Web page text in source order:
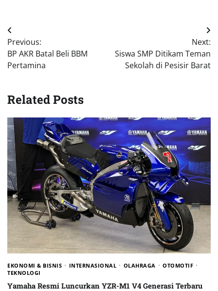
Navigasi
pos
Previous:
BP AKR Batal Beli BBM
Pertamina
Next:
Siswa SMP Ditikam Teman
Sekolah di Pesisir Barat
Related Posts
EKONOMI & BISNIS INTERNASIONAL OLAHRAGA
OTOMOTIF
TEKNOLOGI
Yamaha Resmi Luncurkan YZR-M1 V4 Generasi Terbaru